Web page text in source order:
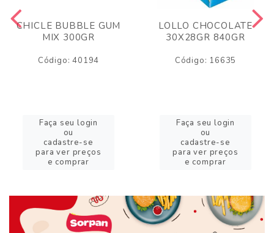
CHICLE BUBBLE GUM
MIX 300GR
Código: 40194
Faça seu login
ou
cadastre-se
para ver preços
e comprar
LOLLO CHOCOLATE
30X28GR 840GR
Código: 16635
Faça seu login
ou
cadastre-se
para ver preços
e comprar